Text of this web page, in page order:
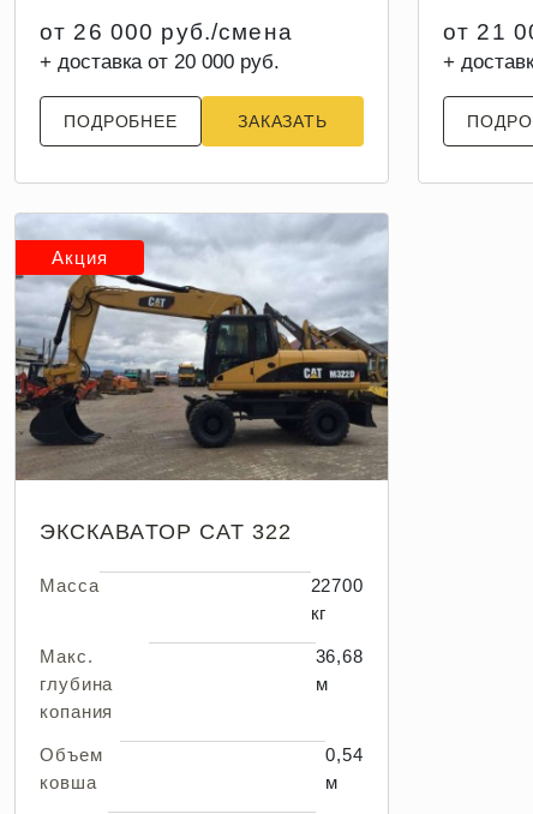
от 26 000 руб./смена
+ доставка от 20 000 руб.
ПОДРОБНЕЕ ЗАКАЗАТЬ
от 21
+
Акция
ЭКСКАВАТОР CAT 322
Масса
22700
кг
Макс.
глубина
копания
36,68
м
Объем
ковша
0,54
м